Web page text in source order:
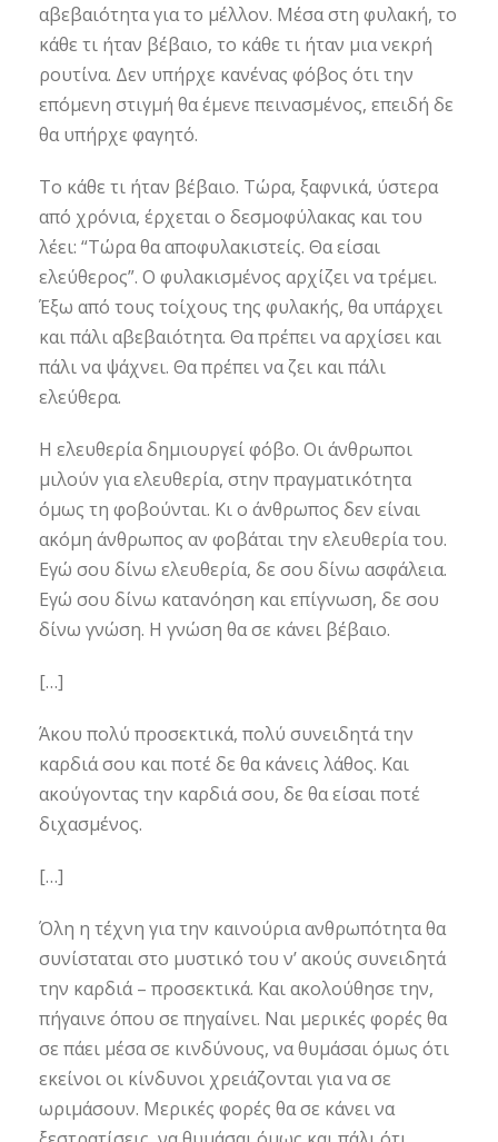
αβεβαιότητα για το μέλλον. Μέσα στη φυλακή, το
κάθε τι ήταν βέβαιο, το κάθε τι ήταν μια νεκρή
ρουτίνα. Δεν υπήρχε κανένας φόβος ότι την
επόμενη στιγμή θα έμενε πεινασμένος, επειδή δε
θα υπήρχε φαγητό.
Το κάθε τι ήταν βέβαιο. Τώρα, ξαφνικά, ύστερα
από χρόνια, έρχεται ο δεσμοφύλακας και του
λέει: “Τώρα θα αποφυλακιστείς. Θα είσαι
ελεύθερος”. Ο φυλακισμένος αρχίζει να τρέμει.
Έξω από τους τοίχους της φυλακής, θα υπάρχει
και πάλι αβεβαιότητα. Θα πρέπει να αρχίσει και
πάλι να ψάχνει. Θα πρέπει να ζει και πάλι
ελεύθερα.
Η ελευθερία δημιουργεί φόβο. Οι άνθρωποι
μιλούν για ελευθερία, στην πραγματικότητα
όμως τη φοβούνται. Κι o άνθρωπος δεν είναι
ακόμη άνθρωπος αν φοβάται την ελευθερία του.
Εγώ σου δίνω ελευθερία, δε σου δίνω ασφάλεια.
Εγώ σου δίνω κατανόηση και επίγνωση, δε σου
δίνω γνώση. Η γνώση θα σε κάνει βέβαιο.
[…]
Άκου πολύ προσεκτικά, πολύ συνειδητά την
καρδιά σου και ποτέ δε θα κάνεις λάθος. Και
ακούγοντας την καρδιά σου, δε θα είσαι ποτέ
διχασμένος.
[…]
Όλη η τέχνη για την καινούρια ανθρωπότητα θα
συνίσταται στο μυστικό του ν’ ακούς συνειδητά
την καρδιά – προσεκτικά. Και ακολούθησε την,
πήγαινε όπου σε πηγαίνει. Ναι μερικές φορές θα
σε πάει μέσα σε κινδύνους, να θυμάσαι όμως ότι
εκείνοι οι κίνδυνοι χρειάζονται για να σε
ωριμάσουν. Μερικές φορές θα σε κάνει να